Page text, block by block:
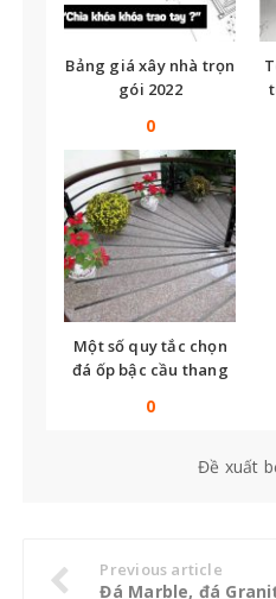
Bảng giá xây nhà trọn
gói 2022
0
Một số quy tắc chọn
đá ốp bậc cầu thang
0
Đề xuất
Previous article